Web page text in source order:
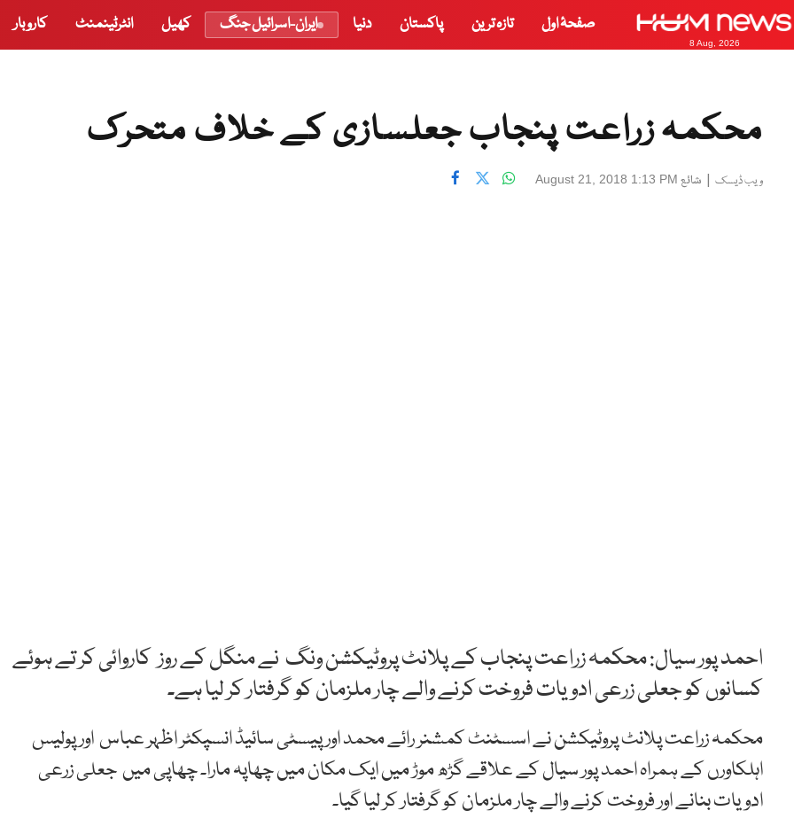
8 Aug, 2026
صفحۂ اول تازہ ترین پاکستان دنیا ایران-اسرائیل جنگ کھیل انٹرٹینمنٹ کاروبار
محکمہ زراعت پنجاب جعلسازی کے خلاف متحرک
ویب ڈیسک | شائع August 21, 2018 1:13 PM
احمد پور سیال: محکمہ زراعت پنجاب کے پلانٹ پروٹیکشن ونگ نے منگل کے روز کاروائی کر تے ہوئے
کسانوں کو جعلی زرعی ادویات فروخت کرنے والے چار ملزمان کو گرفتار کر لیا ہے۔
محکمہ زراعت پلانٹ پروٹیکشن نے اسسٹنٹ کمشنر رائے محمد اور پیسٹی سائیڈ انسپکٹر اظہر عباس اور پولیس
اہلکاورں کے ہمراہ احمد پور سیال کے علاقے گڑھ موڑ میں ایک مکان میں چھاپہ مارا۔ چھاپی میں جعلی زرعی
ادویات بنانے اور فروخت کرنے والے چار ملزمان کو گرفتار کر لیا گیا۔